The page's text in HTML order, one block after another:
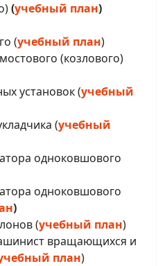
(учебный план)
(учебный план)
(козлового)
установок (учебный
(учебный
одноковшового
одноковшового
)
(учебный план)
вращающихся и
план)